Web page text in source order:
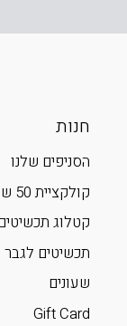
חנות
הסניפים שלנו
קולקציית 50 שנה
קטלוג
תכשיטים לגבר
שעונים
Gift Card